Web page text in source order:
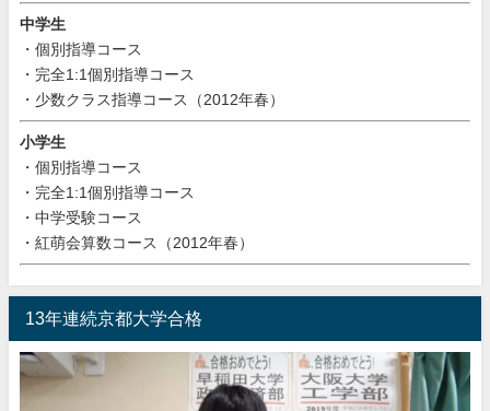
中学生
・個別指導コース
・完全1:1個別指導コース
・少数クラス指導コース（2012年春）
小学生
・個別指導コース
・完全1:1個別指導コース
・中学受験コース
・紅萌会算数コース（2012年春）
13年連続京都大学合格